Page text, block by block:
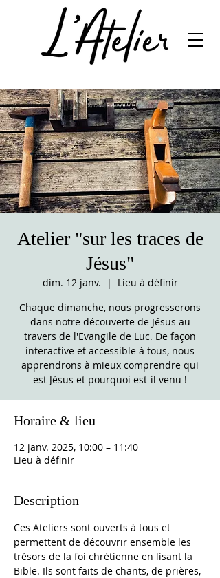
Atelier "sur les traces de
Jésus"
dim. 12 janv.
  |
Lieu à définir
Chaque dimanche, nous progresserons
dans notre découverte de Jésus au
travers de l'Evangile de Luc. De façon
interactive et accessible à tous, nous
apprendrons à mieux comprendre qui
est Jésus et pourquoi est-il venu !
Horaire & lieu
12 janv. 2025, 10:00 – 11:40
Lieu à définir
Description
Ces Ateliers sont ouverts à tous et
permettent de découvrir ensemble les
trésors de la foi chrétienne en lisant la
Bible. Ils sont faits de chants, de prières,